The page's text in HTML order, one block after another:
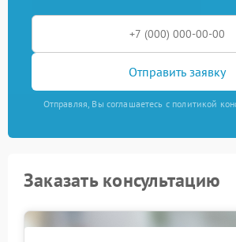
Отправить заявку
Отправляя, Вы соглашаетесь с политикой
Заказать консультацию